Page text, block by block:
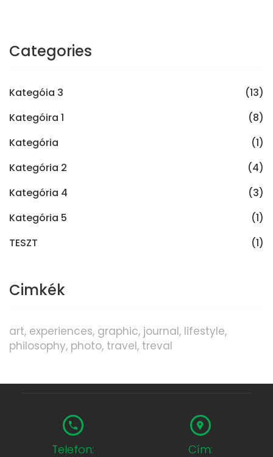
Categories
Kategóia 3
(13)
Kategóira 1
(8)
Kategória
(1)
Kategória 2
(4)
Kategória 4
(3)
Kategória 5
(1)
TESZT
(1)
Cimkék
art experiences graphic journal lifestyle
philosophy photo travel treval
Telefon: Cím: